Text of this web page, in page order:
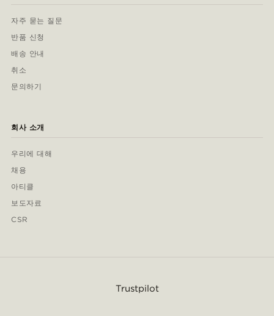
자주 묻는 질문
반품 신청
배송 안내
취소
문의하기
회사 소개
우리에 대해
채용
아티클
보도자료
CSR
Trustpilot